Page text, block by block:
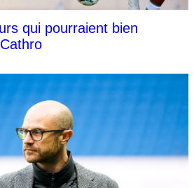
qui pourraient bien